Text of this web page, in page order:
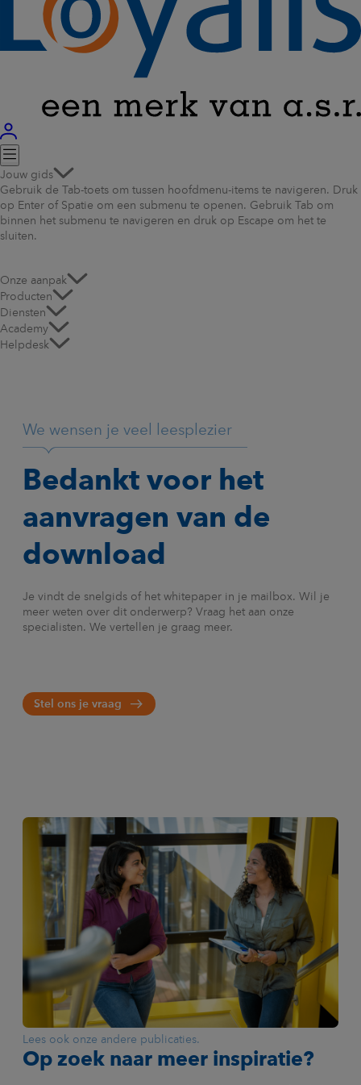
Jouw gids
Gebruik de Tab-toets om tussen hoofdmenu-items te navigeren. Druk
op Enter of Spatie om een submenu te openen. Gebruik Tab om
binnen het submenu te navigeren en druk op Escape om het te
sluiten.
Onze aanpak
Producten
Diensten
Academy
Helpdesk
We wensen je veel leesplezier
Bedankt voor het
aanvragen van de
download
Je vindt de snelgids of het whitepaper in je mailbox. Wil je
meer weten over dit onderwerp? Vraag het aan onze
specialisten. We vertellen je graag meer.
Stel ons je vraag
Lees ook onze andere publicaties.
Op zoek naar meer inspiratie?